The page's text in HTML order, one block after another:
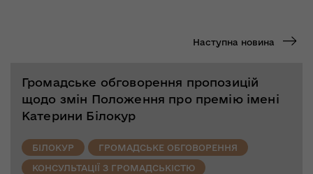
Наступна новина
Громадське обговорення пропозицій
щодо змін Положення про премію імені
Катерини Білокур
БІЛОКУР ГРОМАДСЬКЕ ОБГОВОРЕННЯ
КОНСУЛЬТАЦІЇ З ГРОМАДСЬКІСТЮ